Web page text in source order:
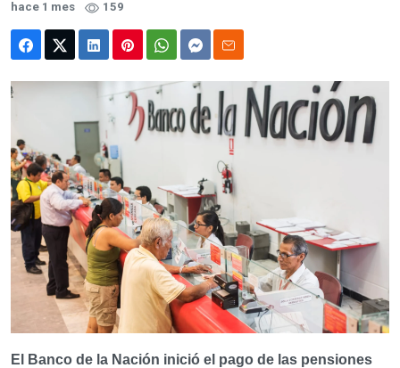
hace 1 mes 159
El Banco de la Nación inició el pago de las pensiones